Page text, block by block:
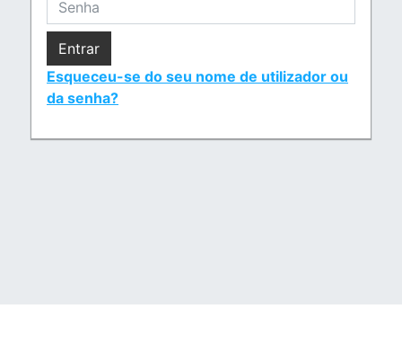
Entrar
Esqueceu-se do seu nome de utilizador ou
da senha?